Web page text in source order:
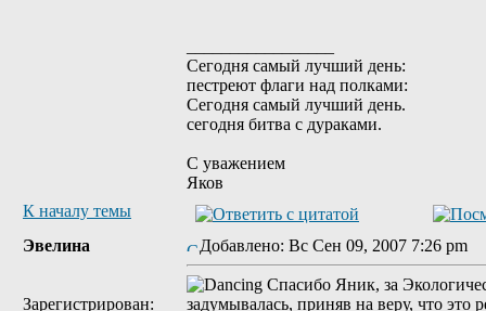
Сегодня самый лучший день:
пестреют флаги над полками:
Сегодня самый лучший день.
сегодня битва с дураками.
С уважением
Яков
К началу темы
Эвелина
Зарегистрирован:
Добавлено: Вс Сен 09, 2007 7:26 pm
Спасибо Яник, за
задумывалась, приняв на веру, что